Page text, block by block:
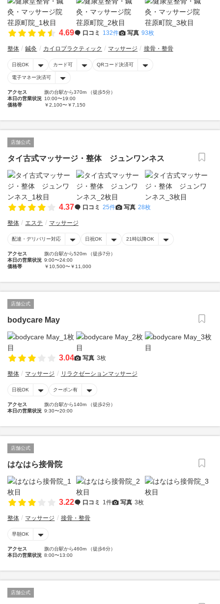
4.69 口コミ 132件 写真 93枚
整体 鍼灸 カイロプラクティック マッサージ 接骨・整骨
日祝OK カード可 QRコード決済可
電子マネー決済可
アクセス
旗の台駅から370m （徒歩5分）
本日の営業状況 10:00〜19:00
価格帯
￥2,100〜￥7,150
店舗公式
タイ古式マッサージ・整体 ジュンワンネス
4.37 口コミ 25件 写真 28枚
整体 エステ マッサージ
配達・デリバリー対応 日祝OK 21時以降OK
アクセス
旗の台駅から520m （徒歩7分）
本日の営業状況 9:00〜24:00
価格帯
￥10,500〜￥11,000
店舗公式
bodycare May
3.04 写真 3枚
整体 マッサージ リラクゼーションマッサージ
日祝OK クーポン有
アクセス
旗の台駅から140m （徒歩2分）
本日の営業状況 9:30〜20:00
店舗公式
はなはら接骨院
3.22 口コミ 1件 写真 3枚
整体 マッサージ 接骨・整骨
早朝OK
アクセス
旗の台駅から460m （徒歩6分）
本日の営業状況 8:00〜13:00
店舗公式